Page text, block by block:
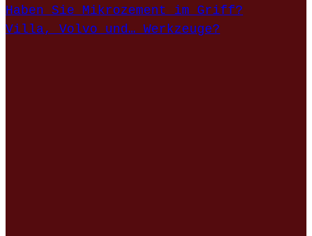
Haben Sie Mikrozement im Griff?
Villa, Volvo und… Werkzeuge?